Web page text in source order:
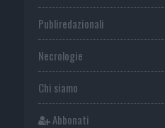
Publiredazionali
Necrologie
Chi siamo
Abbonati